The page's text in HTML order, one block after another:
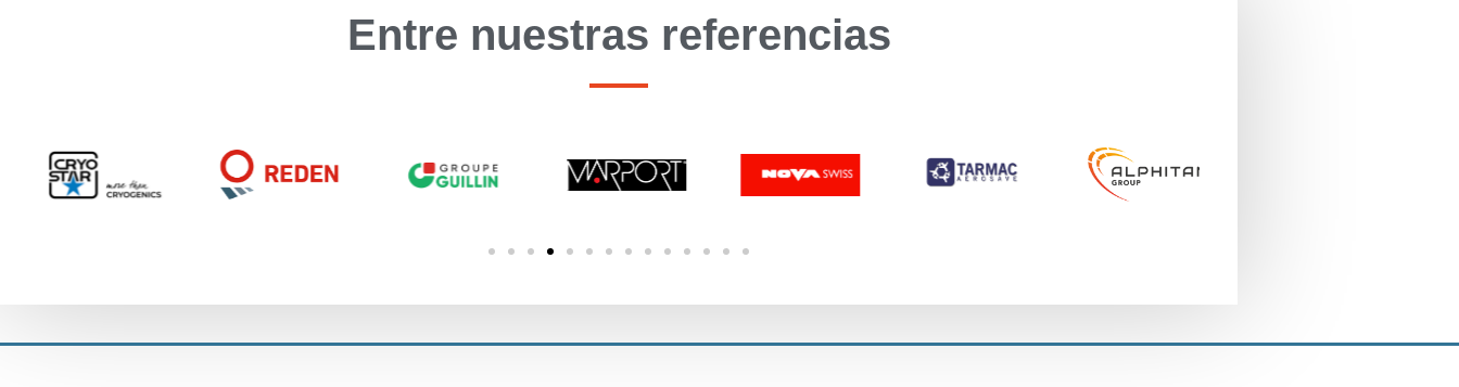
Entre nuestras referencias